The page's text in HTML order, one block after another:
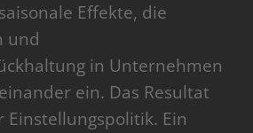
Effekte, die
und
in Unternehmen
ein. Das Resultat
Einstellungspolitik. Ein